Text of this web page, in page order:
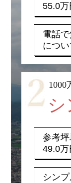
55.0万
電話
につ
1000
参考
49.0万
シン